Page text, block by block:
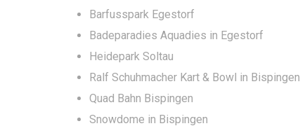
Barfusspark Egestorf
Badeparadies Aquadies in Egestorf
Heidepark Soltau
Ralf Schuhmacher Kart & Bowl in Bispingen
Quad Bahn Bispingen
Snowdome in Bispingen